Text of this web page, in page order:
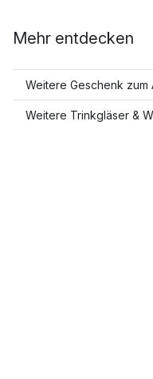
Mehr entdecken
Weitere Geschenk zum
Weitere Trinkgläser &